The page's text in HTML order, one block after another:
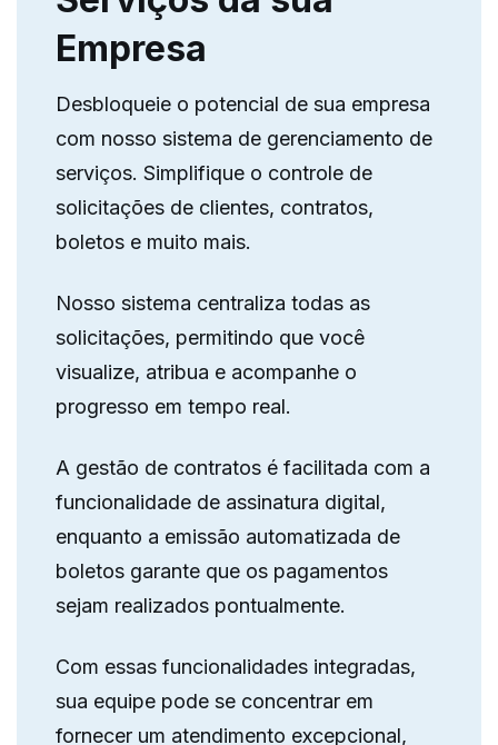
Empresa
Desbloqueie o potencial de sua empresa
com nosso sistema de gerenciamento de
serviços. Simplifique o controle de
solicitações de clientes, contratos,
boletos e muito mais.
Nosso sistema centraliza todas as
solicitações, permitindo que você
visualize, atribua e acompanhe o
progresso em tempo real.
A gestão de contratos é facilitada com a
funcionalidade de assinatura digital,
enquanto a emissão automatizada de
boletos garante que os pagamentos
sejam realizados pontualmente.
Com essas funcionalidades integradas,
sua equipe pode se concentrar em
fornecer um atendimento excepcional,